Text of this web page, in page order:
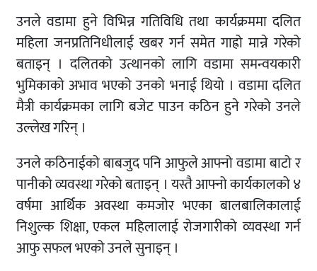
उनले वडामा हुने विभिन्न गतिविधि तथा कार्यक्रममा दलित
महिला जनप्रतिनिधीलाई खबर गर्न समेत गाह्रो मान्ने गरेको
बताइन् । दलितको उत्थानको लागि वडामा समन्वयकारी
भुमिकाको अभाव भएको उनको भनाई थियो । वडामा दलित
मैत्री कार्यक्रमका लागि बजेट पाउन कठिन हुने गरेको उनले
उल्लेख गरिन् ।
उनले कठिनाईको बाबजुद पनि आफुले आफ्नो वडामा बाटो र
पानीको व्यवस्था गरेको बताइन् । यस्तै आफ्नो कार्यकालको ४
वर्षमा आर्थिक अवस्था कमजोर भएका बालबालिकालाई
निशुल्क शिक्षा, एकल महिलालाई रोजगारीको व्यवस्था गर्न
आफु सफल भएको उनले सुनाइन् ।